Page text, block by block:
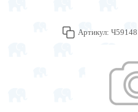
Артикул: Ч59148